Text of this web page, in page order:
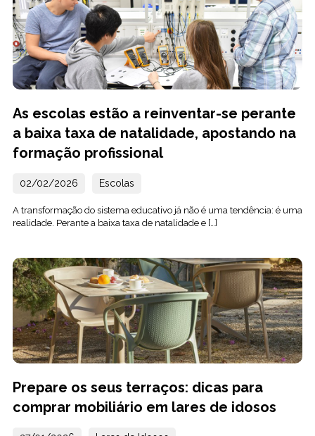
As escolas estão a reinventar-se perante
a baixa taxa de natalidade, apostando na
formação profissional
02/02/2026 Escolas
A transformação do sistema educativo já não é uma tendência: é uma
realidade. Perante a baixa taxa de natalidade e […]
Prepare os seus terraços: dicas para
comprar mobiliário em lares de idosos